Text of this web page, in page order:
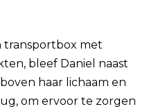
transportbox met
bleef Daniel naast
haar lichaam en
om ervoor te zorgen